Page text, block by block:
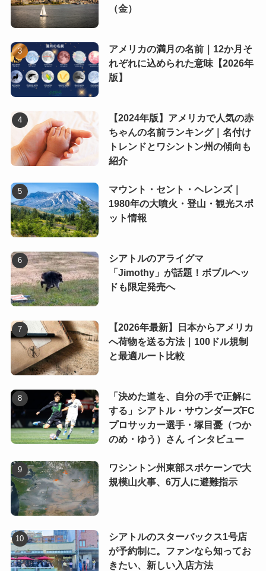
（金）
アメリカの満月の名前｜12か月そ
れぞれに込められた意味【2026年
版】
【2024年版】アメリカで人気の赤
ちゃんの名前ランキング｜名付け
トレンドとワシントン州の傾向も
紹介
マウント・セント・ヘレンズ｜
1980年の大噴火・登山・観光スポ
ット情報
シアトルのアライグマ
「Jimothy」が話題！ボブルヘッ
ドも限定発売へ
【2026年最新】日本からアメリカ
へ荷物を送る方法｜100ドル規制
と最適ルート比較
「決めた道を、自分の手で正解に
する」シアトル・サウンダーズFC
プロサッカー選手・塚目憂（つか
のめ・ゆう）さん インタビュー
ワシントン州東部スポケーンで大
規模山火事、6万人に避難指示
シアトルのスターバックス1号店
が予約制に。ファンなら知ってお
きたい、新しい入店方法